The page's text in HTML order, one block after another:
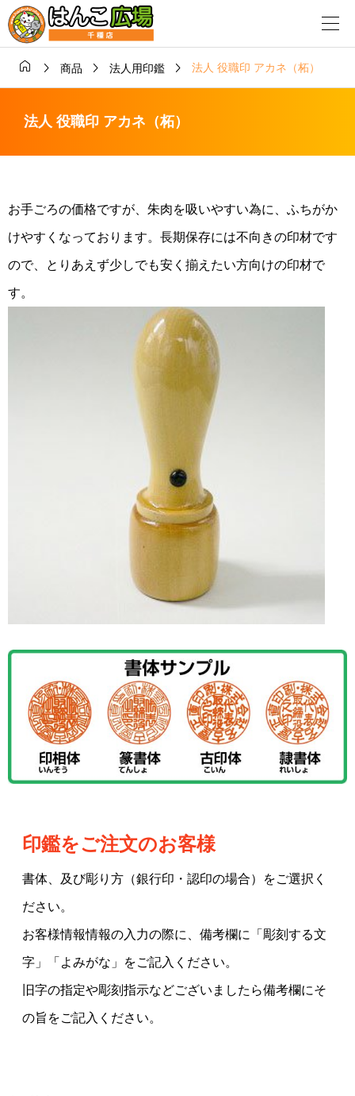
  商品  法人用印鑑  法人 役職印 アカネ（柘）
法人 役職印 アカネ（柘）
お手ごろの価格ですが、朱肉を吸いやすい為に、ふちがか
けやすくなっております。長期保存には不向きの印材です
ので、とりあえず少しでも安く揃えたい方向けの印材で
す。
印鑑をご注文のお客様
書体、及び彫り方（銀行印・認印の場合）をご選択く
ださい。
お客様情報情報の入力の際に、備考欄に「彫刻する文
字」「よみがな」をご記入ください。
旧字の指定や彫刻指示などございましたら備考欄にそ
の旨をご記入ください。